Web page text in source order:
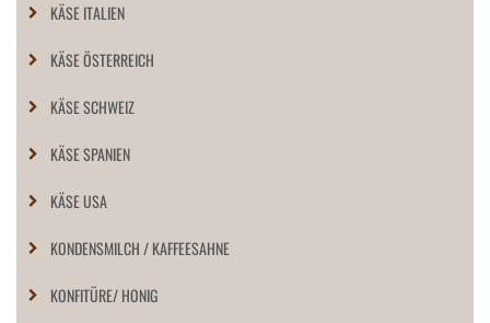
KÄSE ITALIEN
KÄSE ÖSTERREICH
KÄSE SCHWEIZ
KÄSE SPANIEN
KÄSE USA
KONDENSMILCH / KAFFEESAHNE
KONFITÜRE/ HONIG